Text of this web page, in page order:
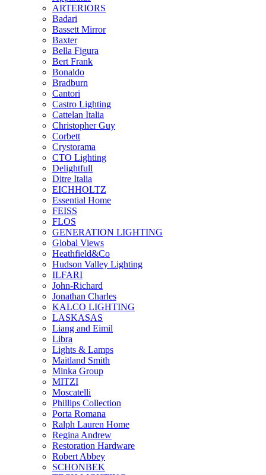
ARTERIORS
Badari
Bassett Mirror
Baxter
Bella Figura
Bert Frank
Bonaldo
Bradburn
Cantori
Castro Lighting
Cattelan Italia
Christopher Guy
Corbett
Crystorama
CTO Lighting
Delightfull
Ditre Italia
EICHHOLTZ
Essential Home
FEISS
FLOS
GENERATION LIGHTING
Global Views
Heathfield&Co
Hudson Valley Lighting
ILFARI
John-Richard
Jonathan Charles
KALCO LIGHTING
LASKASAS
Liang and Eimil
Libra
Lights & Lamps
Maitland Smith
Minka Group
MITZI
Moscatelli
Phillips Collection
Porta Romana
Ralph Lauren Home
Regina Andrew
Restoration Hardware
Robert Abbey
SCHONBEK